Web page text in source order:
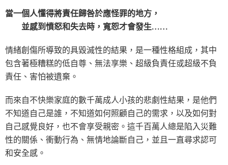
當一個人懂得將責任歸咎於應怪罪的地方，
並感到憤怒和失去時，寬恕才會發生……
情緒創傷所導致的具毀滅性的結果，是一種性格組成，其中
包含著極糟糕的低自尊、無法享樂、超級負責任或超級不負
責任、害怕被遺棄。
而來自不快樂家庭的數千萬成人小孩的悲劇性結果，是他們
不知道自己是誰，不知道如何照顧自己的需求，以及如何對
自己感覺良好，也不會享受親密。這千百萬人總是陷入災難
性的關係、衝動行為、無情地論斷自己，並且一直尋求認可
和安全感。